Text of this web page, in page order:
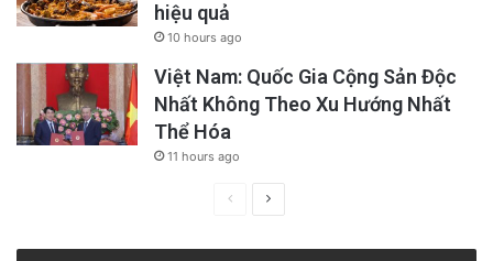
hiệu quả
10 hours ago
Việt Nam: Quốc Gia Cộng Sản Độc
Nhất Không Theo Xu Hướng Nhất
Thể Hóa
11 hours ago
PreviousNext